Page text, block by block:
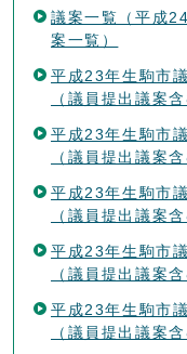
議案一覧（平成
案一覧）
平成23年生駒市
（議員提出議案含
平成23年生駒市
（議員提出議案含
平成23年生駒市
（議員提出議案含
平成23年生駒市
（議員提出議案含
平成23年生駒市
（議員提出議案含